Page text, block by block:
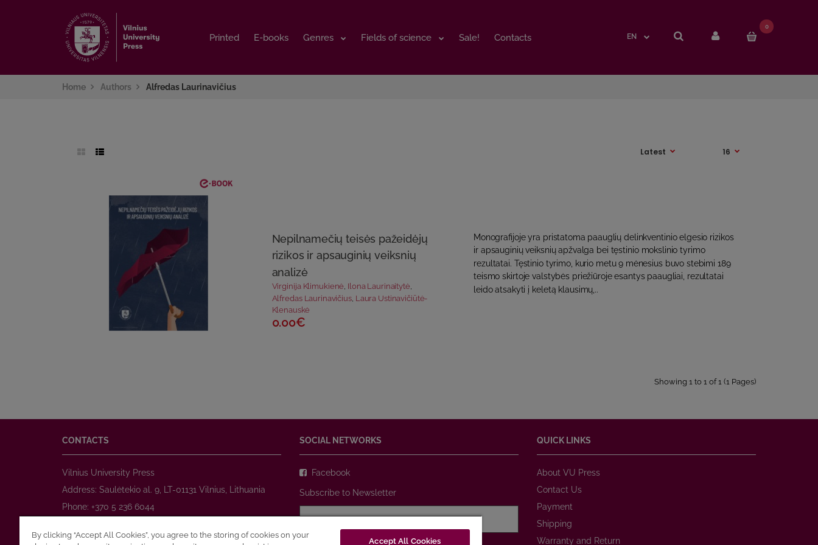
Printed E-books Genres Fields of science Sale! Contacts EN
0
Printed E-books Genres Fields of science Sale! Contacts EN
0
Home Authors Alfredas Laurinavičius
Nepilnamečių teisės pažeidėjų
rizikos ir apsauginių veiksnių
analizė
Virginija Klimukienė, Ilona Laurinaitytė,
Alfredas Laurinavičius, Laura Ustinavičiūtė-
Klenauskė
0.00€
Monografijoje yra pristatoma paauglių delinkventinio elgesio rizikos
ir apsauginių veiksnių apžvalga bei tęstinio mokslinio tyrimo
rezultatai. Tęstinio tyrimo, kurio metu 9 mėnesius buvo stebimi 189
teismo skirtoje valstybės priežiūroje esantys paaugliai, rezultatai
leido atsakyti į keletą klausimų,..
Showing 1 to 1 of 1 (1 Pages)
CONTACTS
Vilnius University Press
Address: Saulėtekio al. 9, LT-01131 Vilnius, Lithuania
Phone: +370 5 236 6044
E-mail:prekyba@leidykla.vu.lt
SOCIAL NETWORKS
Facebook
Subscribe to Newsletter
QUICK LINKS
About VU Press
Contact Us
Payment
Shipping
Warranty and Return
By clicking “Accept All Cookies”, you agree to the storing of cookies on your
Accept All Cookies